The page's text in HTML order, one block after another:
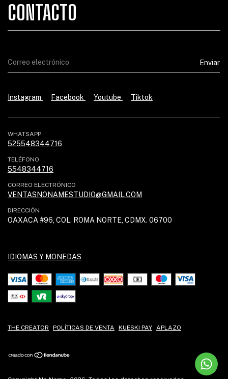
CONTACTO
Instagram Facebook Youtube Tiktok
WHATSAPP
525548344716
TELÉFONO
5548344716
CORREO ELECTRÓNICO
VENTASNONAMESTUDIO@GMAIL.COM
DIRECCIÓN
OAXACA #96, COL. ROMA NORTE, CDMX. 06700
IDIOMAS Y MONEDAS
THE CREATOR POLÍTICAS DE VENTA KUESKI PAY APLAZO